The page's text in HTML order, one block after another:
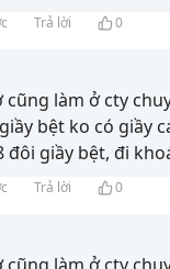
Trả lời 0
cũng làm ở cty
bệt ko có giầy
đôi giầy bệt, đi
Trả lời 0